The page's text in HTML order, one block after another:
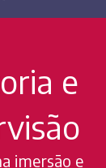
e
imersão e